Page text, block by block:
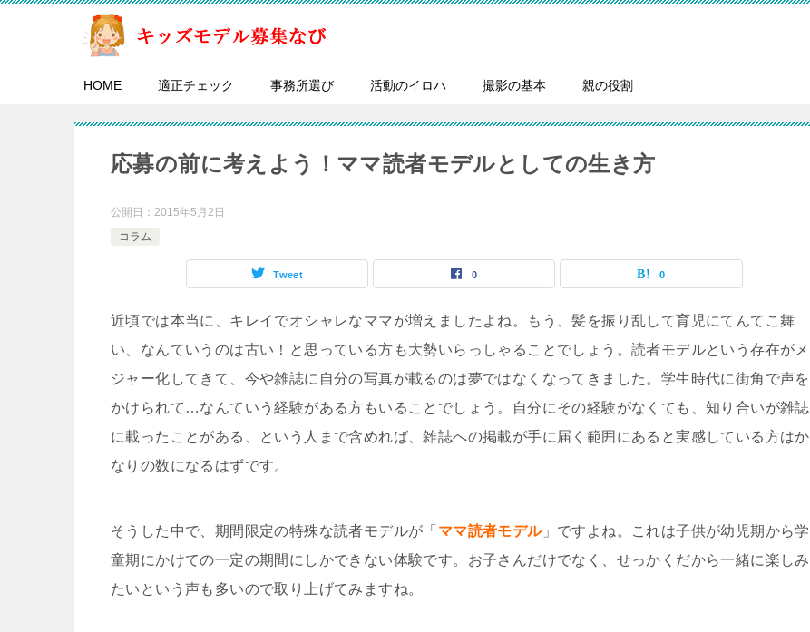
HOME 適正チェック 事務所選び 活動のイロハ 撮影の基本 親の役割
応募の前に考えよう！ママ読者モデルとしての生き方
公開日： 2015年5月2日
コラム
Tweet 0 0
近頃では本当に、キレイでオシャレなママが増えましたよね。もう、髪を振り乱して育児にてんてこ舞
い、なんていうのは古い！と思っている方も大勢いらっしゃることでしょう。読者モデルという存在がメ
ジャー化してきて、今や雑誌に自分の写真が載るのは夢ではなくなってきました。学生時代に街角で声を
かけられて…なんていう経験がある方もいることでしょう。自分にその経験がなくても、知り合いが雑誌
に載ったことがある、という人まで含めれば、雑誌への掲載が手に届く範囲にあると実感している方はか
なりの数になるはずです。
そうした中で、期間限定の特殊な読者モデルが「 ママ読者モデル」ですよね。これは子供が幼児期から学
童期にかけての一定の期間にしかできない体験です。お子さんだけでなく、せっかくだから一緒に楽しみ
たいという声も多いので取り上げてみますね。